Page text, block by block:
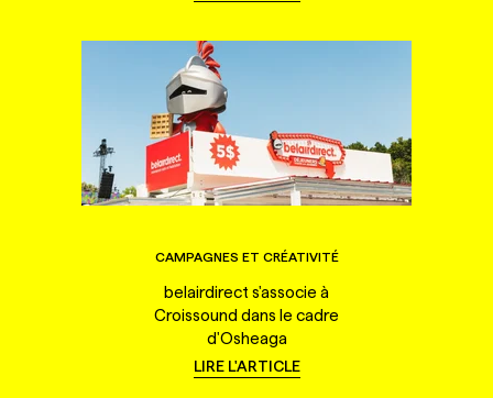
CAMPAGNES ET CRÉATIVITÉ
belairdirect s'associe à
Croissound dans le cadre
d'Osheaga
LIRE L'ARTICLE